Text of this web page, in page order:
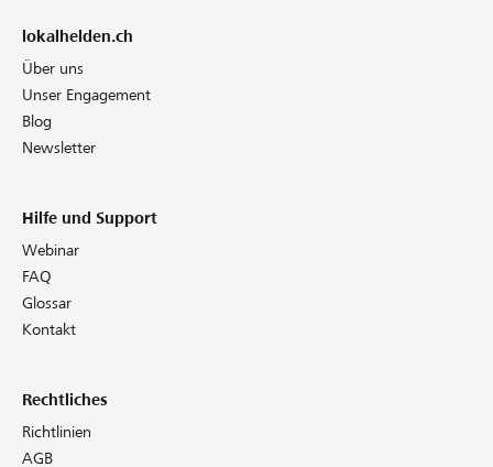
lokalhelden.ch
Über uns
Unser Engagement
Blog
Newsletter
Hilfe und Support
Webinar
FAQ
Glossar
Kontakt
Rechtliches
Richtlinien
AGB